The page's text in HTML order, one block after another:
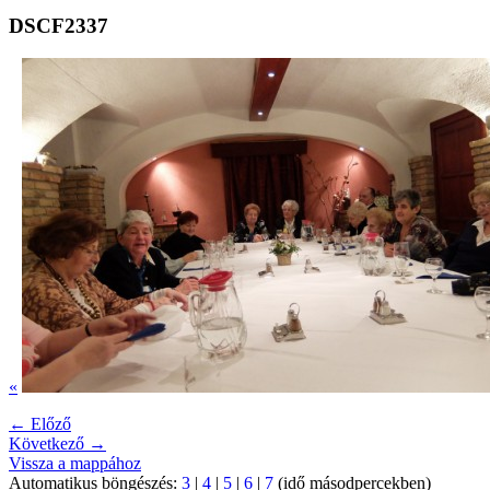
DSCF2337
«
← Előző
Következő →
Vissza a mappához
Automatikus böngészés: 3 | 4 | 5 | 6 | 7 (idő másodpercekben)